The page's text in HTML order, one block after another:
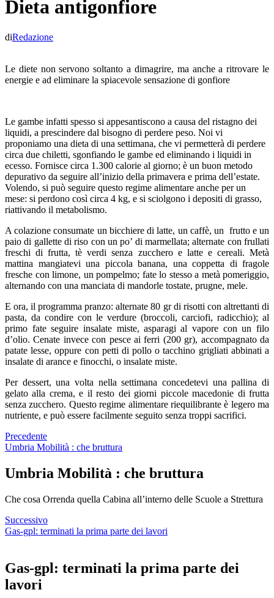
Dieta antigonfiore
diRedazione
Le diete non servono soltanto a dimagrire, ma anche a ritrovare le
energie e ad eliminare la spiacevole sensazione di gonfiore
Le gambe infatti spesso si appesantiscono a causa del ristagno dei
liquidi, a prescindere dal bisogno di perdere peso. Noi vi
proponiamo una dieta di una settimana, che vi permetterà di perdere
circa due chiletti, sgonfiando le gambe ed eliminando i liquidi in
ecesso. Fornisce circa 1.300 calorie al giorno; è un buon metodo
depurativo da seguire all’inizio della primavera e prima dell’estate.
Volendo, si può seguire questo regime alimentare anche per un
mese: si perdono così circa 4 kg, e si sciolgono i depositi di grasso,
riattivando il metabolismo.
A colazione consumate un bicchiere di latte, un caffè, un frutto e un
paio di gallette di riso con un po’ di marmellata; alternate con frullati
freschi di frutta, tè verdi senza zucchero e latte e cereali. Metà
mattina mangiatevi una piccola banana, una coppetta di fragole
fresche con limone, un pompelmo; fate lo stesso a metà pomeriggio,
alternando con una manciata di mandorle tostate, prugne, mele.
E ora, il programma pranzo: alternate 80 gr di risotti con altrettanti di
pasta, da condire con le verdure (broccoli, carciofi, radicchio); al
primo fate seguire insalate miste, asparagi al vapore con un filo
d’olio. Cenate invece con pesce ai ferri (200 gr), accompagnato da
patate lesse, oppure con petti di pollo o tacchino grigliati abbinati a
insalate di arance e finocchi, o insalate miste.
Per dessert, una volta nella settimana concedetevi una pallina di
gelato alla crema, e il resto dei giorni piccole macedonie di frutta
senza zucchero. Questo regime alimentare riequilibrante è legero ma
nutriente, e può essere facilmente seguito senza troppi sacrifici.
Precedente
Umbria Mobilità : che bruttura
Umbria Mobilità : che bruttura
Che cosa Orrenda quella Cabina all’interno delle Scuole a Strettura
Successivo
Gas-gpl: terminati la prima parte dei lavori
Gas-gpl: terminati la prima parte dei
lavori